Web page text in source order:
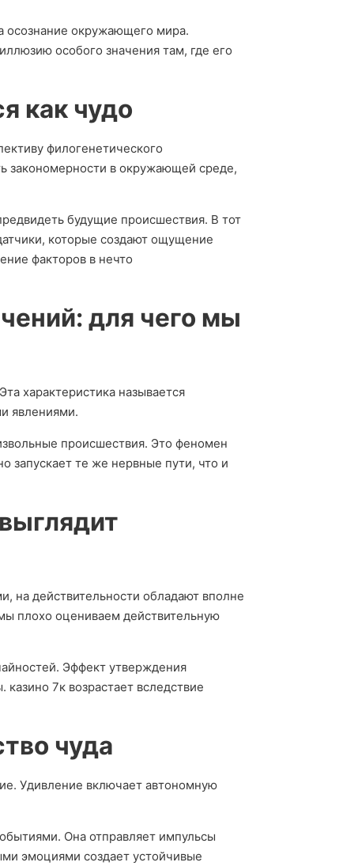
осознание окружающего мира.
особого значения там, где его
как чудо
филогенетического
закономерности в окружающей среде,
будущие происшествия. В тот
которые создают ощущение
факторов в нечто
для чего мы
характеристика называется
явлениями.
происшествия. Это феномен
запускает те же нервные пути, что и
на действительности обладают вполне
плохо оцениваем действительную
Эффект утверждения
7к возрастает вследствие
чуда
Удивление включает автономную
Она отправляет импульсы
эмоциями создает устойчивые